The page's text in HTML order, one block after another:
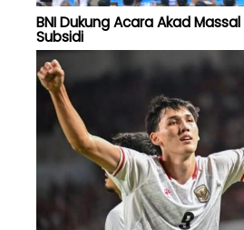
BNI Dukung Acara Akad
Subsidi